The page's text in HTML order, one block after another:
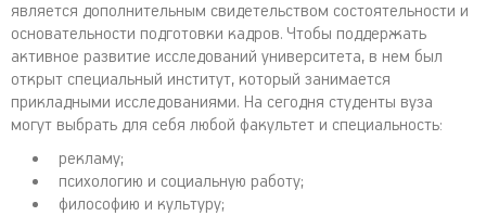
является дополнительным свидетельством состоятельности и
основательности подготовки кадров. Чтобы поддержать
активное развитие исследований университета, в нем был
открыт специальный институт, который занимается
прикладными исследованиями. На сегодня студенты вуза
могут выбрать для себя любой факультет и специальность:
рекламу;
психологию и социальную работу;
философию и культуру;